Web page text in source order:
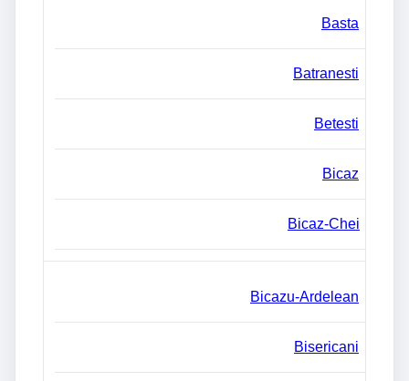
Basta
Batranesti
Betesti
Bicaz
Bicaz-Chei
Bicazu-Ardelean
Bisericani